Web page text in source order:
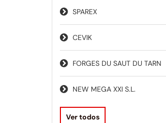
SPAREX
CEVIK
FORGES DU SAUT DU TARN
NEW MEGA XXI S.L.
Ver todos